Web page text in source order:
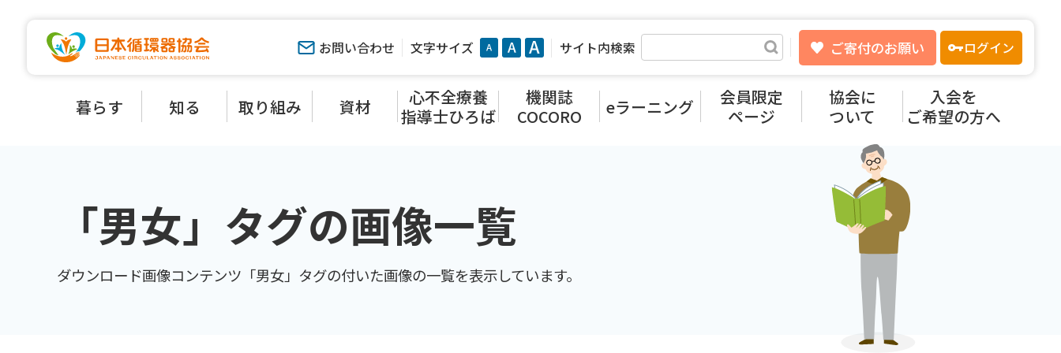
お問い合わせ 文字サイズ サイト内検索 ご寄付のお願い ログイン
暮らす 知る 取り組み 資材
心不全療養
指導士ひろば
機関誌
COCORO
eラーニング
会員限定
ページ
協会に
ついて
入会を
ご希望の方へ
「男女」タグの画像一覧
ダウンロード画像コンテンツ「男女」タグの付いた画像の一覧を表示しています。